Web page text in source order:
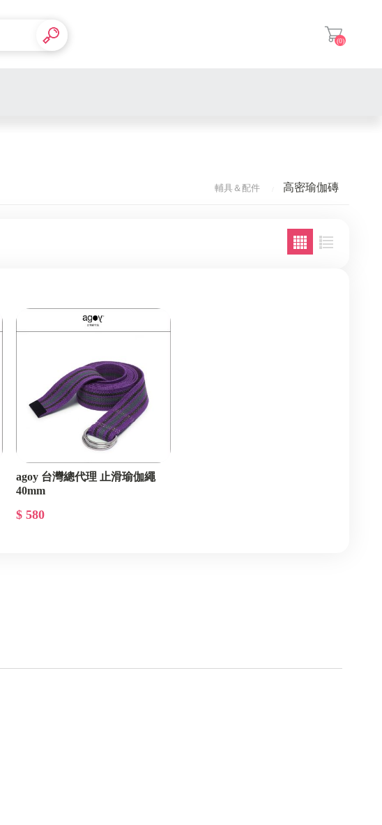
(0)
PilatesMat皮拉提斯墊
防水收納袋
天然橡膠按摩球
瑜伽球
Mini 瑜伽手巾
超趕隨行帶
輔具＆配件 高密瑜伽磚
agoy 台灣總代理 止滑瑜伽繩
40mm
$ 580